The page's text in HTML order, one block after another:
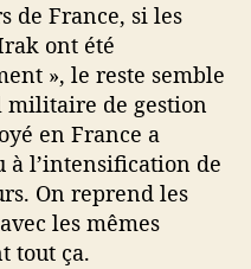
de France, si les
ont été
», le reste semble
militaire de gestion
en France a
à l’intensification de
On reprend les
les mêmes
tout ça.